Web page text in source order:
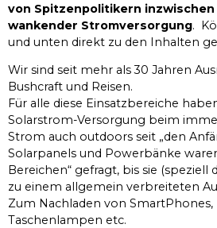
von Spitzenpolitikern
wankender Stromversorgung.
und unten direkt zu den Inhalten
Wir sind seit mehr als 30 Jahren
Bushcraft und Reisen.
Für alle diese Einsatzbereiche
Solarstrom-Versorgung beim
Strom auch outdoors seit „den
Solarpanels und Powerbänke
Bereichen“ gefragt, bis sie
zu einem allgemein verbreiteten
Zum Nachladen von
Taschenlampen etc.